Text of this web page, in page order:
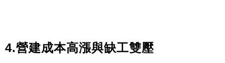
4.營建成本高漲與缺工雙壓